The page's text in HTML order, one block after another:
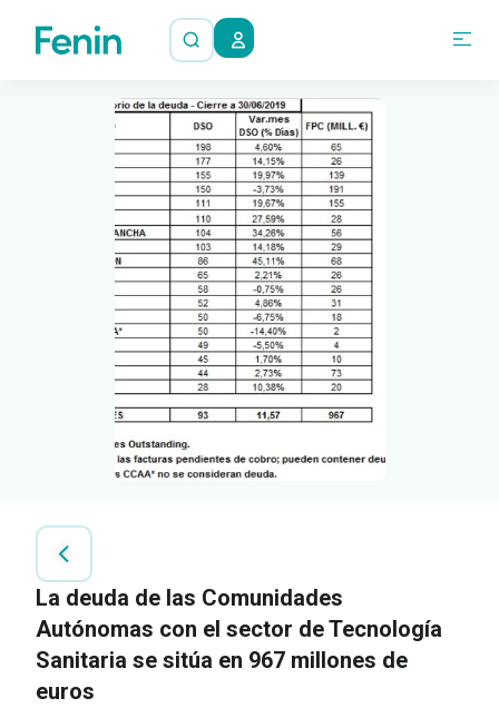
La deuda de las Comunidades
Autónomas con el sector de Tecnología
Sanitaria se sitúa en 967 millones de
euros